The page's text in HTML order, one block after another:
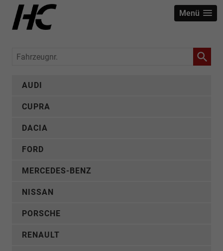
Menü
Fahrzeugnr.
AUDI
CUPRA
DACIA
FORD
MERCEDES-BENZ
NISSAN
PORSCHE
RENAULT